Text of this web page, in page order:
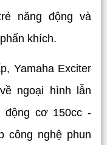
năng động và
khích.
Yamaha Exciter
ngoại hình lẫn
động cơ 150cc -
công nghệ phun